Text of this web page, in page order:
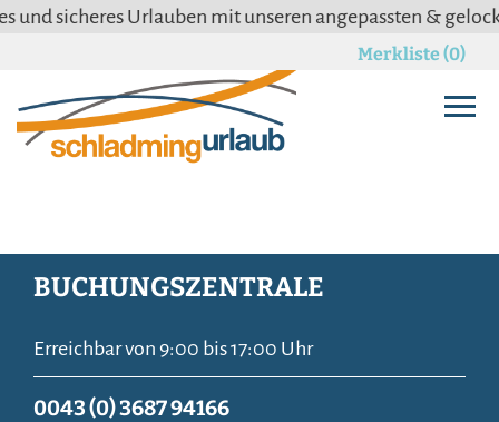
sicheres Urlauben mit unseren angepassten &
Merkliste (0)
BUCHUNGSZENTRALE
Erreichbar von 9:00 bis 17:00 Uhr
0043 (0) 3687 94166